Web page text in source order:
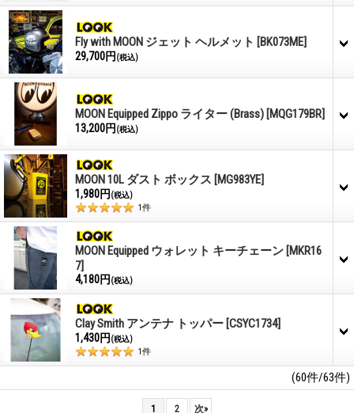
Fly with MOON ジェット ヘルメット [BK073ME]
29,700円 (税込)
MOON Equipped Zippo ライター (Brass) [MQG179BR]
13,200円 (税込)
MOON 10L ダスト ボックス [MG983YE]
1,980円 (税込)
1件
MOON Equipped ウォレット キーチェーン [MKR16
7]
4,180円 (税込)
Clay Smith アンテナ トッパー [CSYC1734]
1,430円 (税込)
1件
(60件/63件)
1 2 次»